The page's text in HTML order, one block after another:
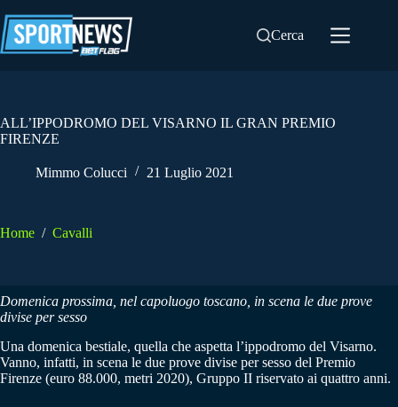
al
contenuto
Cerca
ALL’IPPODROMO DEL VISARNO IL GRAN PREMIO
FIRENZE
Mimmo Colucci 21 Luglio 2021
Home / Cavalli
Domenica prossima, nel capoluogo toscano, in scena le due prove
divise per sesso
Una domenica bestiale, quella che aspetta l’ippodromo del Visarno.
Vanno, infatti, in scena le due prove divise per sesso del Premio
Firenze (euro 88.000, metri 2020), Gruppo II riservato ai quattro anni.